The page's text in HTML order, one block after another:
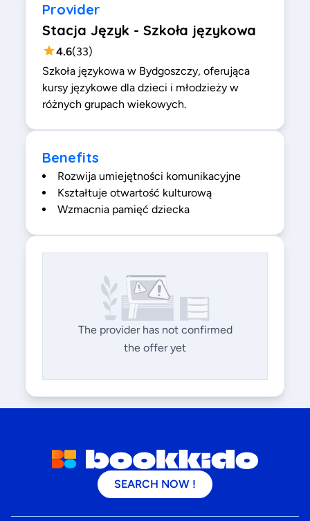
Provider
Stacja Język - Szkoła językowa
4.6(33)
Szkoła językowa w Bydgoszczy, oferująca
kursy językowe dla dzieci i młodzieży w
różnych grupach wiekowych.
Benefits
Rozwija umiejętności komunikacyjne
Kształtuje otwartość kulturową
Wzmacnia pamięć dziecka
The provider has not confirmed
the offer yet
SEARCH NOW !